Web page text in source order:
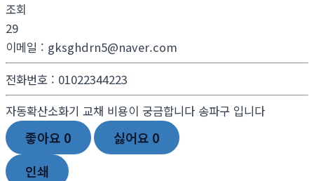
조회
29
이메일 : gksghdrn5@naver.com
전화번호 : 01022344223
자동확산소화기 교채 비용이 궁금합니다 송파구 입니다
좋아요 0 싫어요 0
인쇄